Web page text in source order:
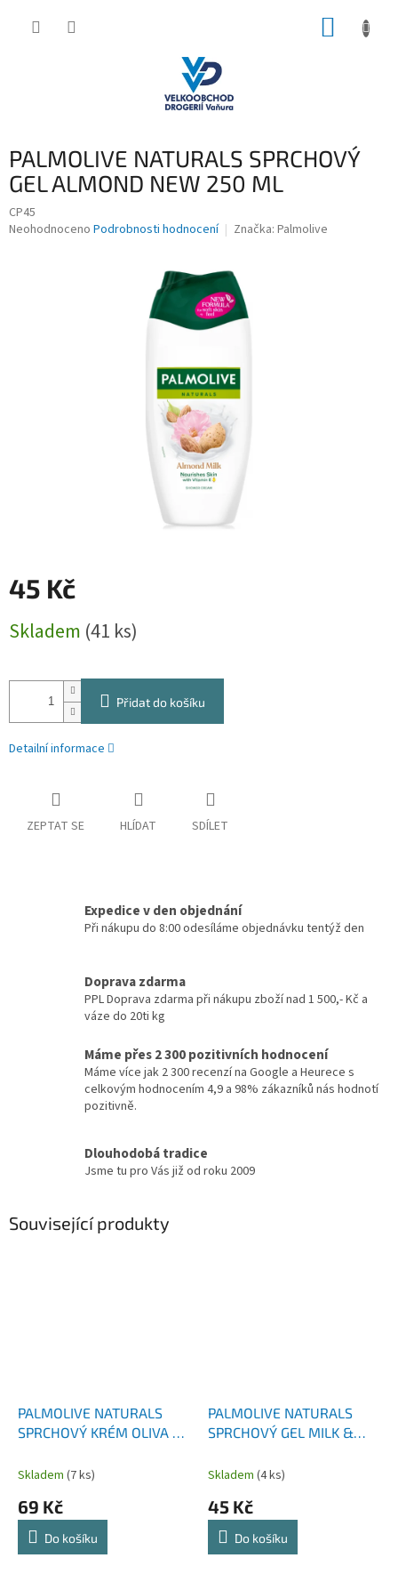
PALMOLIVE NATURALS SPRCHOVÝ
GEL ALMOND NEW 250 ML
CP45
Průměrné
Neohodnoceno Podrobnosti hodnocení Značka: Palmolive
45 Kč
cena:
Skladem (41 ks)
Přidat do košíku
Detailní informace
ZEPTAT SE HLÍDAT SDÍLET
Expedice v den objednání
Při nákupu do 8:00 odesíláme objednávku tentýž den
Doprava zdarma
PPL Doprava zdarma při nákupu zboží nad 1 500,- Kč a
váze do 20ti kg
Máme přes 2 300 pozitivních hodnocení
Máme více jak 2 300 recenzí na Google a Heurece s
celkovým hodnocením 4,9 a 98% zákazníků nás hodnotí
pozitivně.
Dlouhodobá tradice
Jsme tu pro Vás již od roku 2009
Související produkty
PALMOLIVE NATURALS
SPRCHOVÝ KRÉM OLIVA &
Skladem (7 ks)
69 Kč
Do košíku
PALMOLIVE NATURALS
SPRCHOVÝ GEL MILK &
Skladem (4 ks)
45 Kč
Do košíku